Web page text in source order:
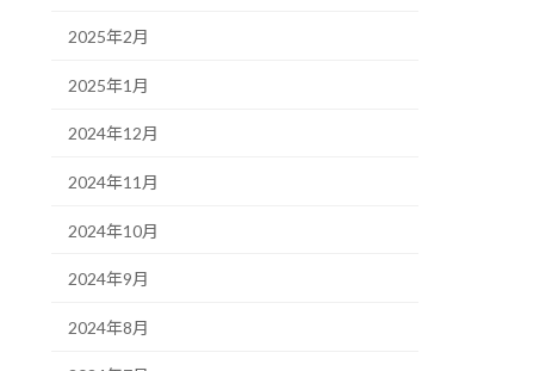
2025年2月
2025年1月
2024年12月
2024年11月
2024年10月
2024年9月
2024年8月